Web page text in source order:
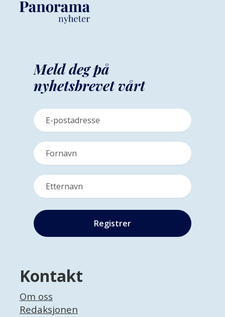
Meld deg på
nyhetsbrevet vårt
Kontakt
Om oss
Redaksjonen